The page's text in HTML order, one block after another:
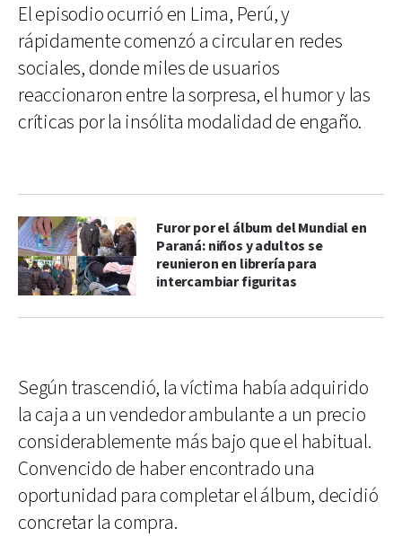
El episodio ocurrió en Lima, Perú, y
rápidamente comenzó a circular en redes
sociales, donde miles de usuarios
reaccionaron entre la sorpresa, el humor y las
críticas por la insólita modalidad de engaño.
Furor por el álbum del Mundial en
Paraná: niños y adultos se
reunieron en librería para
intercambiar figuritas
Según trascendió, la víctima había adquirido
la caja a un vendedor ambulante a un precio
considerablemente más bajo que el habitual.
Convencido de haber encontrado una
oportunidad para completar el álbum, decidió
concretar la compra.